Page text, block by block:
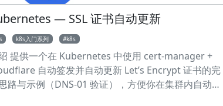
data/ {print $2}' ~/.
— SSL 证书自动更新
k8s入门系列 k8s
提供一个在 Kubernetes 中使用 cert-manager +
自动签发并自动更新 Let’s Encrypt 证书的完
路与示例（DNS-01 验证），方便你在集群内自动化